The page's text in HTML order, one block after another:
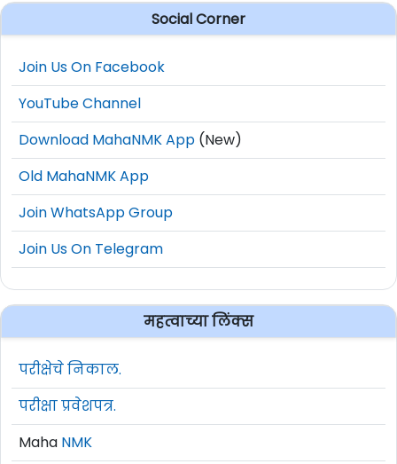
Social Corner
Join Us On Facebook
YouTube Channel
Download MahaNMK App (New)
Old MahaNMK App
Join WhatsApp Group
Join Us On Telegram
महत्वाच्या लिंक्स
परीक्षेचे निकाल.
परीक्षा प्रवेशपत्र.
Maha NMK